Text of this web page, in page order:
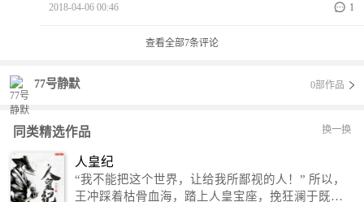
2018-04-06 00:46 1
查看全部7条评论
77号静默 0部作品
同类精选作品 换一换
人皇纪
“我不能把这个世界，让给我所鄙视的人！” 所以，
王冲踩着枯骨血海，踏上人皇宝座，挽狂澜于既